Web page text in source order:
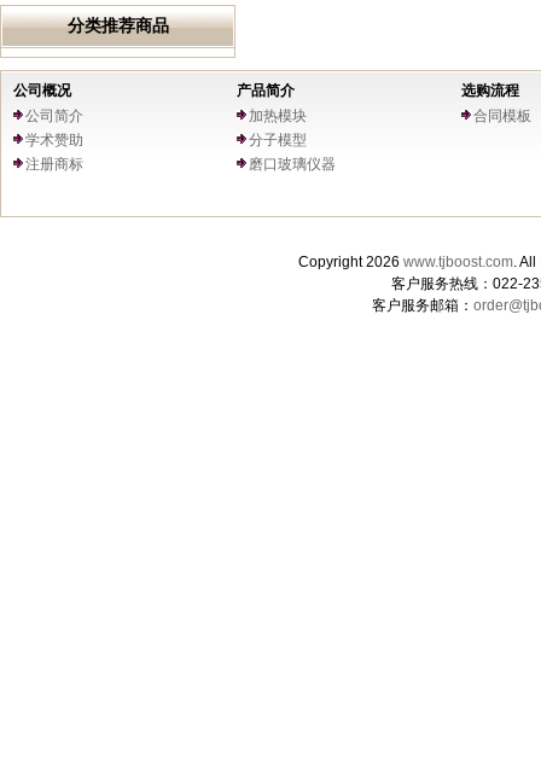
分类推荐商品
公司概况
公司简介
学术赞助
注册商标
产品简介
加热模块
分子模型
磨口玻璃仪器
选购流程
合同模板
Copyright 2026 www.tjboost.com.
客户服务热线：022-
客户服务邮箱：